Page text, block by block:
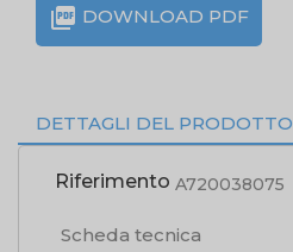
 DOWNLOAD PDF
DETTAGLI DEL PRODOTTO
Riferimento A720038075
Scheda tecnica